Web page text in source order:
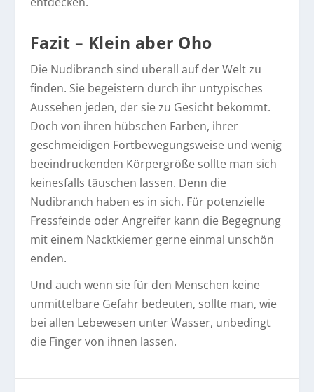
Fazit – Klein aber Oho
Die Nudibranch sind überall auf der Welt zu
finden. Sie begeistern durch ihr untypisches
Aussehen jeden, der sie zu Gesicht bekommt.
Doch von ihren hübschen Farben, ihrer
geschmeidigen Fortbewegungsweise und wenig
beeindruckenden Körpergröße sollte man sich
keinesfalls täuschen lassen. Denn die
Nudibranch haben es in sich. Für potenzielle
Fressfeinde oder Angreifer kann die Begegnung
mit einem Nacktkiemer gerne einmal unschön
enden.
Und auch wenn sie für den Menschen keine
unmittelbare Gefahr bedeuten, sollte man, wie
bei allen Lebewesen unter Wasser, unbedingt
die Finger von ihnen lassen.